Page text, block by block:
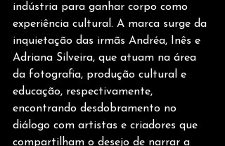
indústria para ganhar corpo como
experiência cultural. A marca surge da
inquietação das irmãs Andréa, Inês e
Adriana Silveira, que atuam na área
da fotografia, produção cultural e
educação, respectivamente,
encontrando desdobramento no
diálogo com artistas e criadores que
compartilham o desejo de narrar a